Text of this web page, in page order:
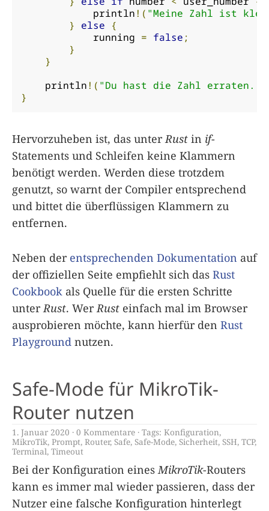
            println
!( "Meine Zahl ist
} else {
            running
= false ;
}
}
    println
!( "Du hast die Zahl erraten.
}
Hervorzuheben ist, das unter Rust in if-
Statements und Schleifen keine Klammern
benötigt werden. Werden diese trotzdem
genutzt, so warnt der Compiler entsprechend
und bittet die überflüssigen Klammern zu
entfernen.
Neben der entsprechenden Dokumentation auf
der offiziellen Seite empfiehlt sich das Rust
Cookbook als Quelle für die ersten Schritte
unter Rust. Wer Rust einfach mal im Browser
ausprobieren möchte, kann hierfür den Rust
Playground nutzen.
Safe-Mode für MikroTik-
Router nutzen
1. Januar 2020 0 Kommentare Tags: Konfiguration,
MikroTik, Prompt, Router, Safe, Safe-Mode, Sicherheit, SSH, TCP,
Terminal, Timeout
Bei der Konfiguration eines MikroTik-Routers
kann es immer mal wieder passieren, dass der
Nutzer eine falsche Konfiguration hinterlegt